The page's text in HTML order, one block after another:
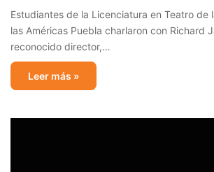
Estudiantes de la Licenciatura en Teatro de
las Américas Puebla charlaron con Richard
reconocido director,…
Leer más »